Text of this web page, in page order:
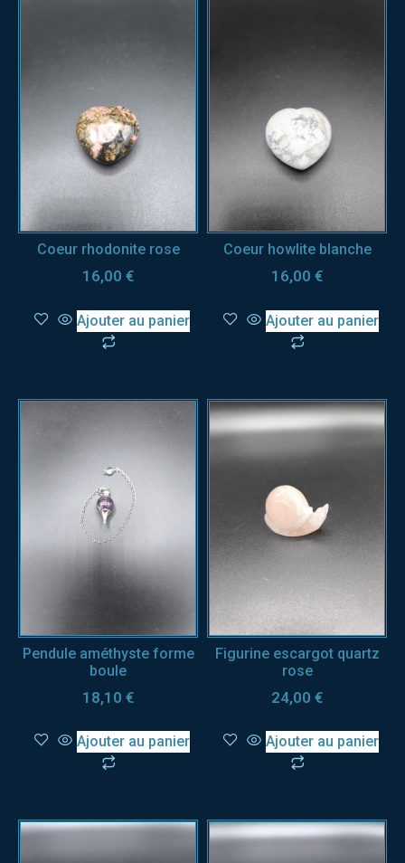
Coeur rhodonite rose
16,00 €
Ajouter au panier
Coeur howlite blanche
16,00 €
Ajouter au panier
Pendule améthyste forme
boule
18,10 €
Ajouter au panier
Figurine escargot quartz
rose
24,00 €
Ajouter au panier